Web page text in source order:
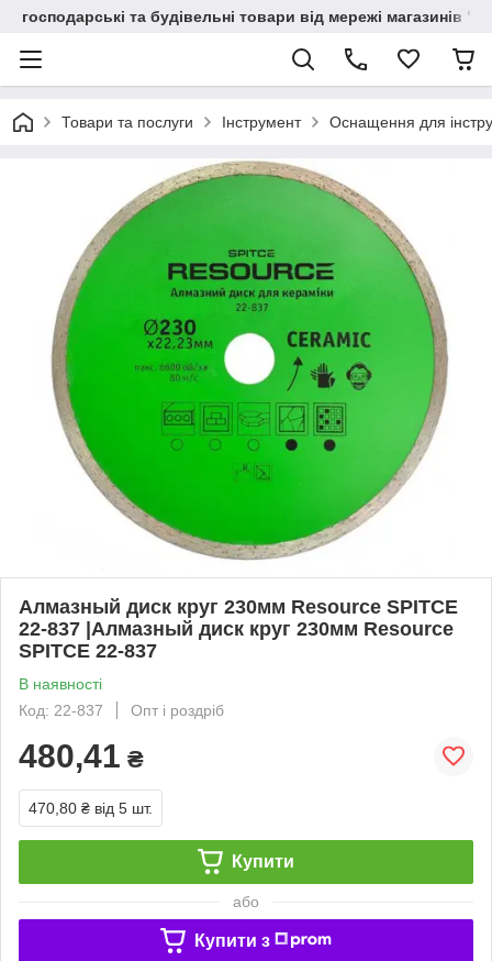
господарські та будівельні товари від мережі магазинів
Товари та послуги Інструмент Оснащення для
Алмазный диск круг 230мм Resource SPITCE
22-837 |Алмазный диск круг 230мм Resource
SPITCE 22-837
В наявності
Код: 22-837
Опт і роздріб
480,41 ₴
470,80 ₴ від 5 шт.
Купити
або
Купити з